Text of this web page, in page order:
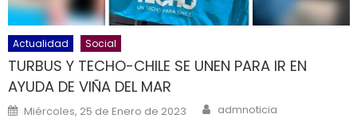
Actualidad Social
TURBUS Y TECHO-CHILE SE UNEN PARA IR EN
AYUDA DE VIÑA DEL MAR
Posted on
Miércoles, 25 de Enero de 2023 Author
admnoticia